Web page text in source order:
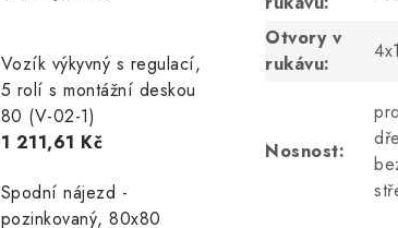
Vozík výkyvný s regulací,
5 rolí s montážní deskou
80 (V-02-1)
1 211,61 Kč
Spodní nájezd -
pozinkovaný, 80x80
Otvory v
rukávu:
Nosnost:
pro